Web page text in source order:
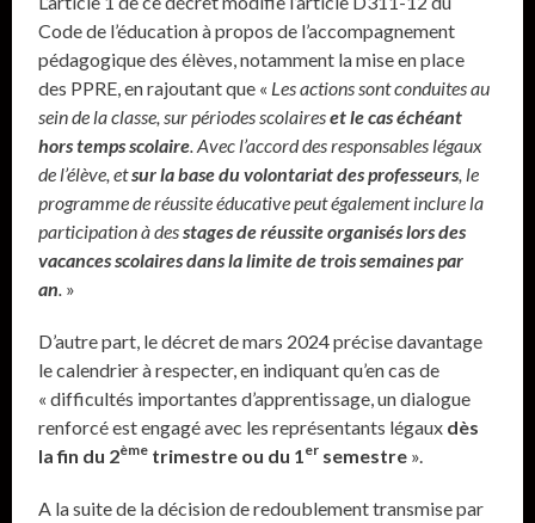
Code de l’éducation à propos de l’accompagnement
pédagogique des élèves, notamment la mise en place
des PPRE, en rajoutant que « Les actions sont conduites au
sein de la classe, sur périodes scolaireset le cas échéant
hors temps scolaire . Avec l’accord des responsables légaux
de l’élève, etsur la base du volontariat des professeurs , le
programme de réussite éducative peut également inclure la
participation à desstages de réussite organisés lors des
vacances scolaires dans la limite de trois semaines par
an »
D’autre part, le décret de mars 2024 précise davantage
le calendrier à respecter, en indiquant qu’en cas de
« difficultés importantes d’apprentissage, un dialogue
renforcé est engagé avec les représentants légaux dès
la fin du 2ème trimestre ou du 1 er semestre ».
A la suite de la décision de redoublement transmise par